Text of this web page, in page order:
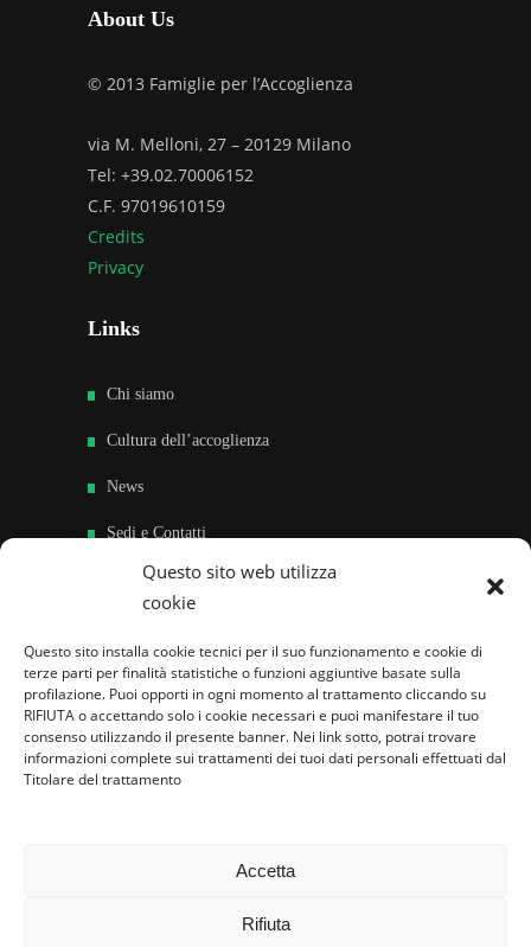
Questo sito web utilizza
cookie
Questo sito installa cookie tecnici per il suo funzionamento e cookie di
terze parti per finalità statistiche o funzioni aggiuntive basate sulla
profilazione. Puoi opporti in ogni momento al trattamento cliccando su
RIFIUTA o accettando solo i cookie necessari e puoi manifestare il tuo
consenso utilizzando il presente banner. Nei link sotto, potrai trovare
informazioni complete sui trattamenti dei tuoi dati personali effettuati dal
Titolare del trattamento
Accetta
Rifiuta
About Us
© 2013 Famiglie per l’Accoglienza
via M. Melloni, 27 – 20129 Milano
Tel: +39.02.70006152
C.F. 97019610159
Credits
Privacy
Links
Chi siamo
Cultura dell’accoglienza
News
Sedi e Contatti
Sostieni
Famiglie per l’accoglienza nel mondo